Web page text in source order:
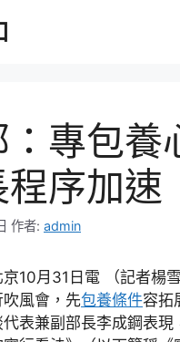
專包養
序加速
作者: admin
10月31日電 （記者楊
吹風會，先包養條件容拓
表兼副部長李成鋼表